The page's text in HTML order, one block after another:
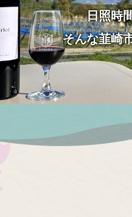
田の里にらさ
05日
03日
らぶ ～親子で
日照時
そんな韮崎